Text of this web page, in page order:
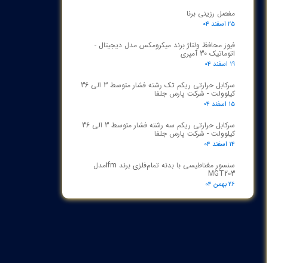
مفصل رزینی برنا
۲۵ اسفند ۰۴
فیوز محافظ ولتاژ برند میکرومکس مدل دیجیتال -
اتوماتیک 30 آمپری
۱۹ اسفند ۰۴
سرکابل حرارتی ریکم تک رشته فشار متوسط 3 الی 36
کیلوولت - شرکت پارس جلفا
۱۵ اسفند ۰۴
سرکابل حرارتی ریکم سه رشته فشار متوسط 3 الی 36
کیلوولت - شرکت پارس جلفا
۱۴ اسفند ۰۴
سنسور مغناطیسی با بدنه تمام‌فلزی برند ifmمدل
MGT203
۲۶ بهمن ۰۴